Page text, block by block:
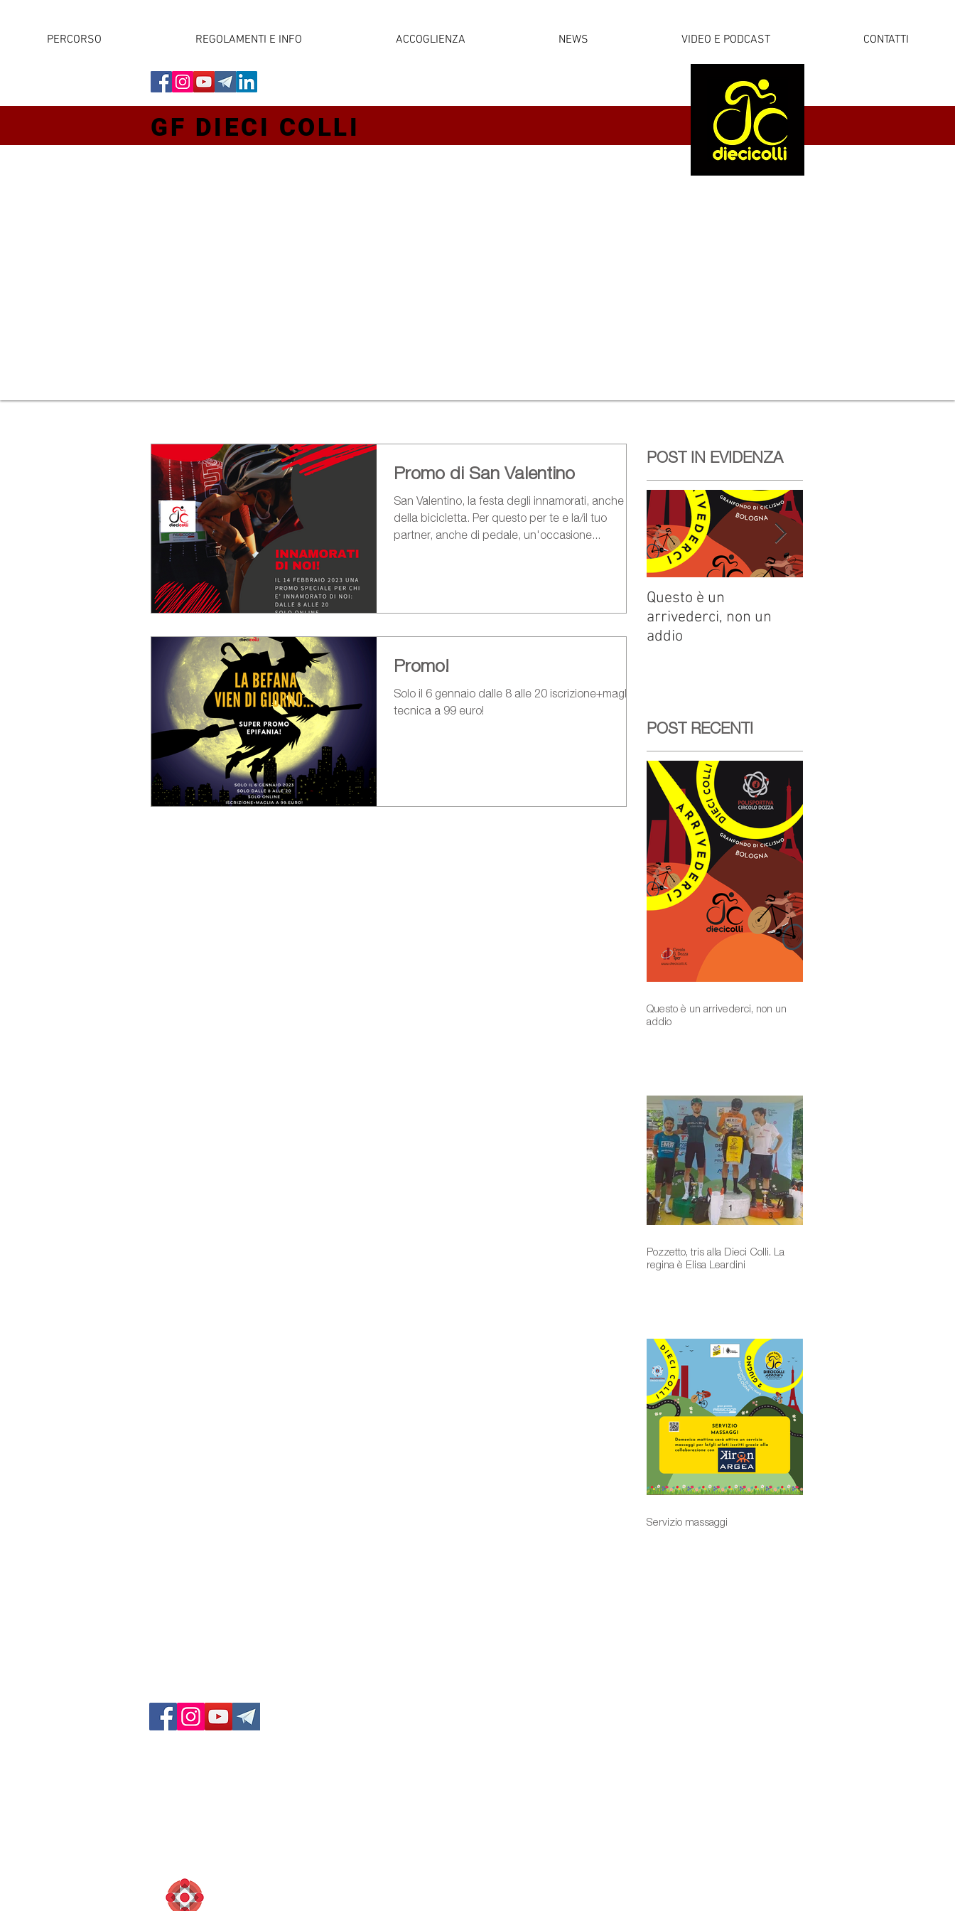
PERCORSO REGOLAMENTI E INFO ACCOGLIENZA NEWS VIDEO E PODCAST CONTATTI
Promo di San Valentino
San Valentino, la festa degli innamorati, anche
della bicicletta. Per questo per te e la/il tuo
partner, anche di pedale, un'occasione...
Promo!
Solo il 6 gennaio dalle 8 alle 20 iscrizione+maglia
tecnica a 99 euro!
POST IN EVIDENZA
Questo è un
arrivederci, non un
addio
POST RECENTI
Questo è un arrivederci, non un
addio
Pozzetto, tris alla Dieci Colli. La
regina è Elisa Leardini
Servizio massaggi
GF DIECI COLLI